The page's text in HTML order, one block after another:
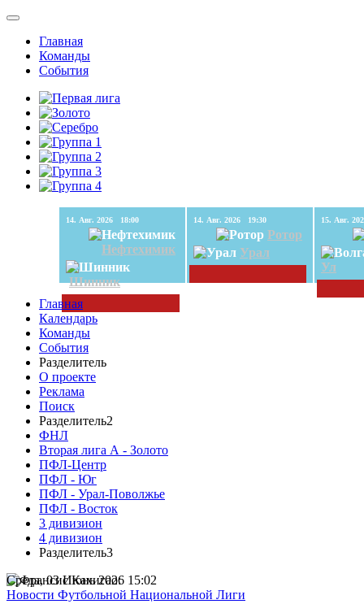
Главная
Команды
События
14. Авг. 2026 18:00
Нефтехимик
Шинник
14. Авг. 2026 19:30
Ротор
Урал
Ул
Главная
Календарь
Команды
События
Разделитель
О проекте
Реклама
Поиск
Разделитель2
ФНЛ
Вторая лига А - Золото
ПФЛ-Центр
ПФЛ - Юг
ПФЛ - Урал-Поволжье
ПФЛ - Восток
3 дивизион
4 дивизион
Разделитель3
Среда, 03 Июнь 2026 15:02
Новости Футбольной Национальной Лиги